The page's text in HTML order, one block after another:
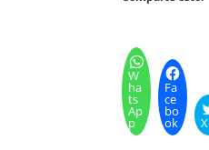
W
ha
ts
Ap
p
Fa
ce
bo
ok X